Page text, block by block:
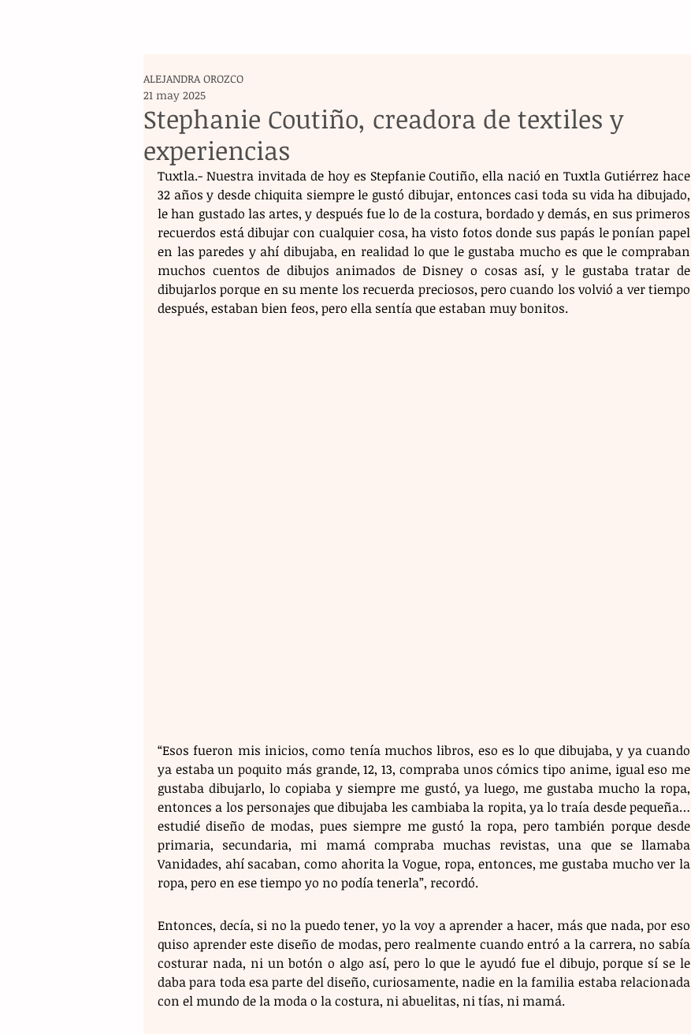
Stephanie Coutiño, creadora de textiles y
experiencias
ALEJANDRA OROZCO
21 may 2025
Tuxtla.- Nuestra invitada de hoy es Stepfanie Coutiño, ella nació en Tuxtla Gutiérrez hace
32 años y desde chiquita siempre le gustó dibujar, entonces casi toda su vida ha dibujado,
le han gustado las artes, y después fue lo de la costura, bordado y demás, en sus primeros
recuerdos está dibujar con cualquier cosa, ha visto fotos donde sus papás le ponían papel
en las paredes y ahí dibujaba, en realidad lo que le gustaba mucho es que le compraban
muchos cuentos de dibujos animados de Disney o cosas así, y le gustaba tratar de
dibujarlos porque en su mente los recuerda preciosos, pero cuando los volvió a ver tiempo
después, estaban bien feos, pero ella sentía que estaban muy bonitos.
“Esos fueron mis inicios, como tenía muchos libros, eso es lo que dibujaba, y ya cuando
ya estaba un poquito más grande, 12, 13, compraba unos cómics tipo anime, igual eso me
gustaba dibujarlo, lo copiaba y siempre me gustó, ya luego, me gustaba mucho la ropa,
entonces a los personajes que dibujaba les cambiaba la ropita, ya lo traía desde pequeña…
estudié diseño de modas, pues siempre me gustó la ropa, pero también porque desde
primaria, secundaria, mi mamá compraba muchas revistas, una que se llamaba
Vanidades, ahí sacaban, como ahorita la Vogue, ropa, entonces, me gustaba mucho ver la
ropa, pero en ese tiempo yo no podía tenerla”, recordó.
Entonces, decía, si no la puedo tener, yo la voy a aprender a hacer, más que nada, por eso
quiso aprender este diseño de modas, pero realmente cuando entró a la carrera, no sabía
costurar nada, ni un botón o algo así, pero lo que le ayudó fue el dibujo, porque sí se le
daba para toda esa parte del diseño, curiosamente, nadie en la familia estaba relacionada
con el mundo de la moda o la costura, ni abuelitas, ni tías, ni mamá.